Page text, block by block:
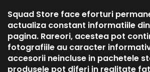
Squad Store face eforturi
actualiza constant informatiile
pagina. Rareori, acestea pot
fotografiile au caracter
accesorii neincluse in pachetele
produsele pot diferi in realitate